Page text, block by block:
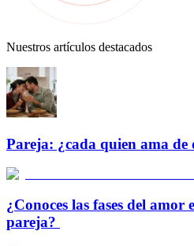
Nuestros artículos destacados
Pareja: ¿cada quien ama de
¿Conoces las fases del amor
pareja?